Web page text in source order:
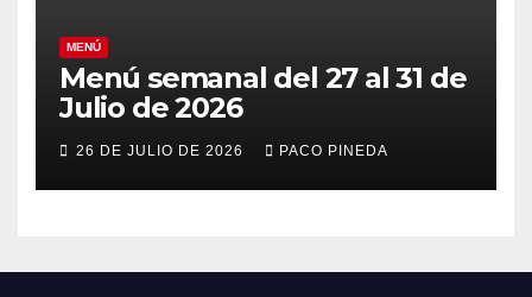
MENÚ
Menú semanal del 27 al 31 de
Julio de 2026
26 DE JULIO DE 2026 PACO PINEDA